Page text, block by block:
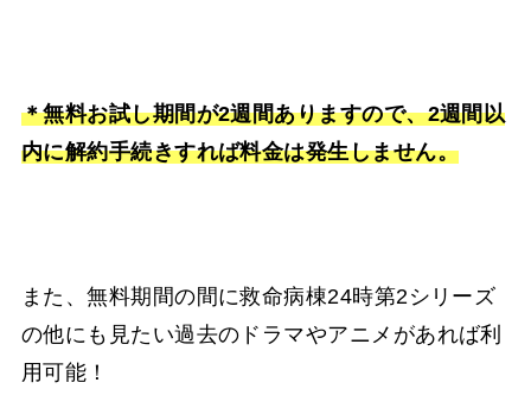
＊無料お試し期間が2週間ありますので、2週間以
内に解約手続きすれば料金は発生しません。
また、無料期間の間に救命病棟24時第2シリーズ
の他にも見たい過去のドラマやアニメがあれば利
用可能！